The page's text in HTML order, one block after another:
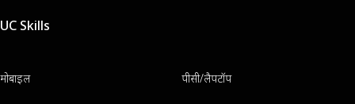
UC Skills
मोबाइल पीसी/लैपटॉप